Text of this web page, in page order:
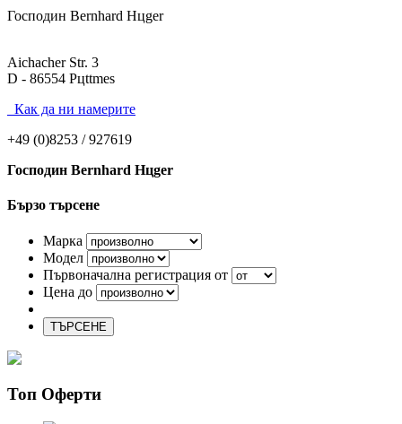
Господин Bernhard Hцger
Aichacher Str. 3
D - 86554 Pцttmes
Как да ни намерите
+49 (0)8253 / 927619
Господин Bernhard Hцger
Бързо търсене
Марка
Модел
Първоначална регистрация от
Цена до
ТЪРСЕНЕ
Топ Оферти